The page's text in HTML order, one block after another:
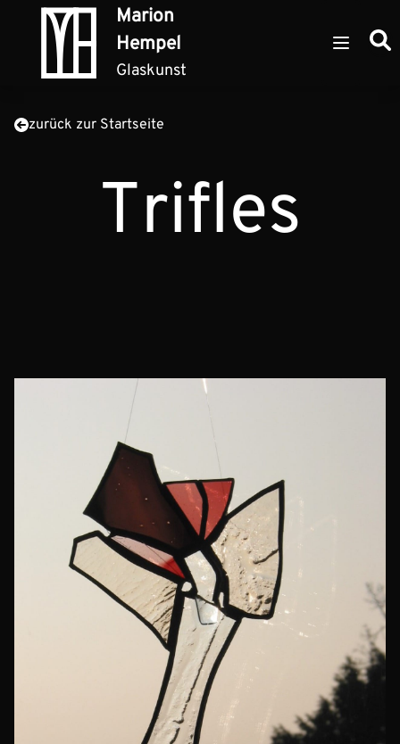
Zum Inhalt springenMarion
Hempel
Glaskunst
Open
zurück zur Startseite
Trifles